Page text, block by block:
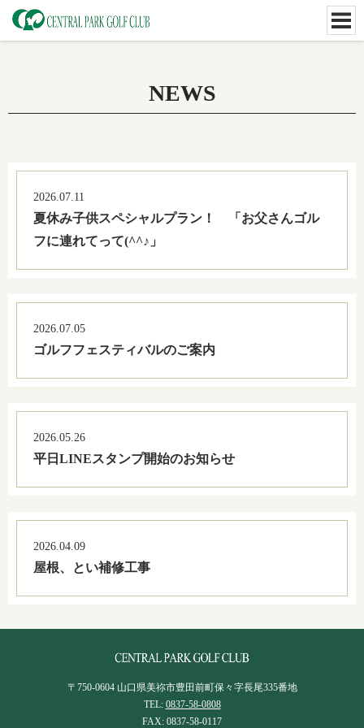
NEWS
2026.07.11
夏休み子供スペシャルプラン！ 「お父さんゴル
フに連れてって(^^♪」
2026.07.05
ゴルフフェスティバルのご案内
2026.05.26
平日LINEスタンプ開始のお知らせ
2026.04.09
屋根、とい補修工事
〒750-0604 山口県美祢市豊田前町保々字長尾335番地
TEL: 0837-58-0808
FAX: 0837-58-0117